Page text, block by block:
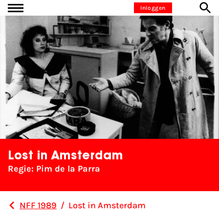
Ga naar inhoudInloggen
Lost in Amsterdam
Regie: Pim de la Parra
NFF 1989 / Lost in Amsterdam